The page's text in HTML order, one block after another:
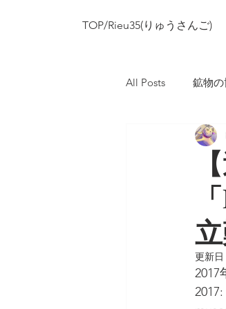
TOP/Rieu35(りゅうさんご)
All Posts 鉱物
更新日
2017